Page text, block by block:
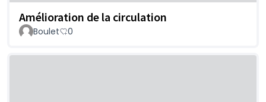
Amélioration de la circulation
Boulet 0